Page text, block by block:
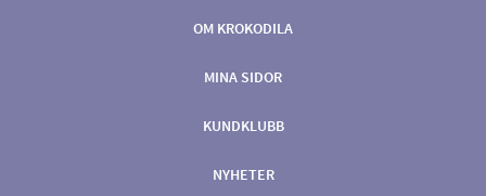
OM KROKODILA
MINA SIDOR
KUNDKLUBB
NYHETER